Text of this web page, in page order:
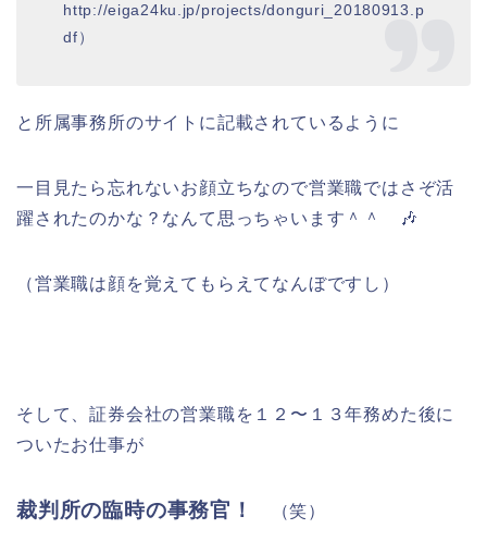
http://eiga24ku.jp/projects/donguri_20180913.p
df）
と所属事務所のサイトに記載されているように
一目見たら忘れないお顔立ちなので営業職ではさぞ活
躍されたのかな？なんて思っちゃいます＾＾ 🎶
（営業職は顔を覚えてもらえてなんぼですし）
そして、証券会社の営業職を１２〜１３年務めた後に
ついたお仕事が
裁判所の臨時の事務官！ （笑）